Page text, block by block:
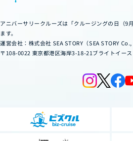
アニバーサリークルーズは「クルージングの日（9
ます。
運営会社：株式会社 SEA STORY（SEA STORY Co.,
〒108-0022 東京都港区海岸3-18-21ブライトイー